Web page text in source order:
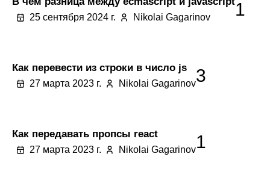
25 сентября 2024 г. Nikolai Gagarinov 1
Как перевести из строки в число js
27 марта 2023 г. Nikolai Gagarinov3
Как передавать пропсы react
27 марта 2023 г. Nikolai Gagarinov1